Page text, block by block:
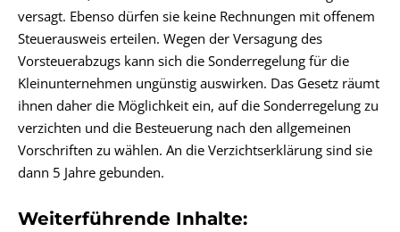
versagt. Ebenso dürfen sie keine Rechnungen mit offenem
Steuerausweis erteilen. Wegen der Versagung des
Vorsteuerabzugs kann sich die Sonderregelung für die
Kleinunternehmen ungünstig auswirken. Das Gesetz räumt
ihnen daher die Möglichkeit ein, auf die Sonderregelung zu
verzichten und die Besteuerung nach den allgemeinen
Vorschriften zu wählen. An die Verzichtserklärung sind sie
dann 5 Jahre gebunden.
Weiterführende Inhalte: